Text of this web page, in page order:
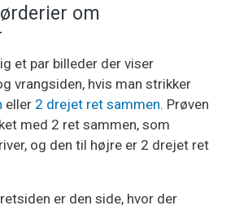
om
et par billeder der viser
vrangsiden, hvis man strikker
eller 2 drejet ret sammen. Prøven
med 2 ret sammen, som
og den til højre er 2 drejet ret
er den side, hvor der